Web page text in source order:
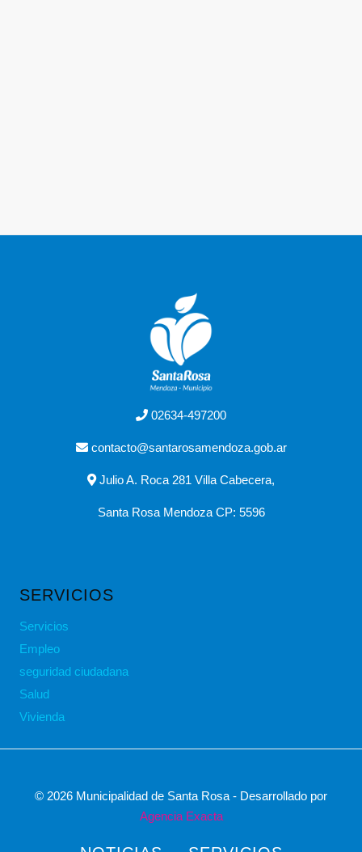
02634-497200
contacto@santarosamendoza.gob.ar
Julio A. Roca 281 Villa Cabecera,
Santa Rosa Mendoza CP: 5596
SERVICIOS
Servicios
Empleo
seguridad ciudadana
Salud
Vivienda
© 2026 Municipalidad de Santa Rosa - Desarrollado por
Agencia Exacta